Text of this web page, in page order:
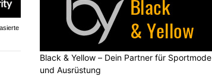
Black & Yellow – Dein Partner für Sportmode
und Ausrüstung